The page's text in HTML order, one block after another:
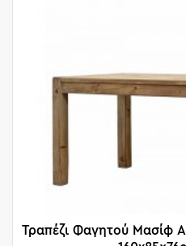
Τραπέζι Φαγητού Μασίφ